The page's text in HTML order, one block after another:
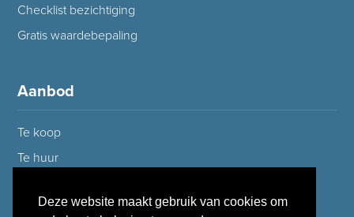
Deze website maakt gebruik van cookies om
Checklist bezichtiging
Gratis waardebepaling
Aanbod
Te koop
Te huur